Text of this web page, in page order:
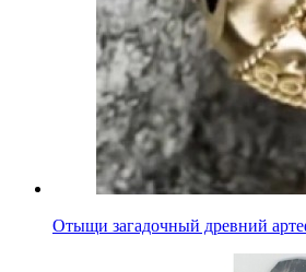
Отыщи загадочный древний